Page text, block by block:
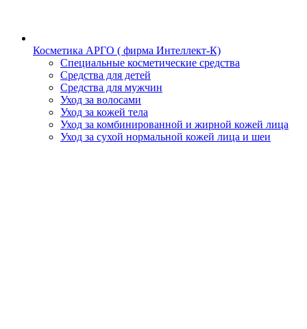
Косметика АРГО ( фирма Интеллект-К)
Специальные косметические средства
Средства для детей
Средства для мужчин
Уход за волосами
Уход за кожей тела
Уход за комбинированной и жирной кожей лица
Уход за сухой нормальной кожей лица и шеи